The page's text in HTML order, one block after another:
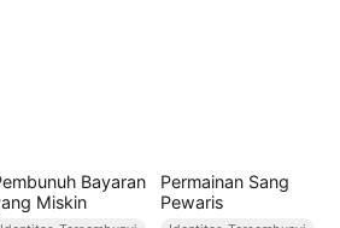
Bayaran
Miskin
Permainan Sang
Pewaris